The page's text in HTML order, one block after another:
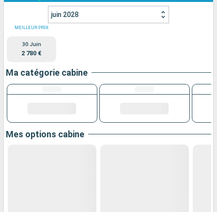
juin 2028
MEILLEUR PRIX
30 Juin
2 780 €
Ma catégorie cabine
Mes options cabine
Ports Compagnies